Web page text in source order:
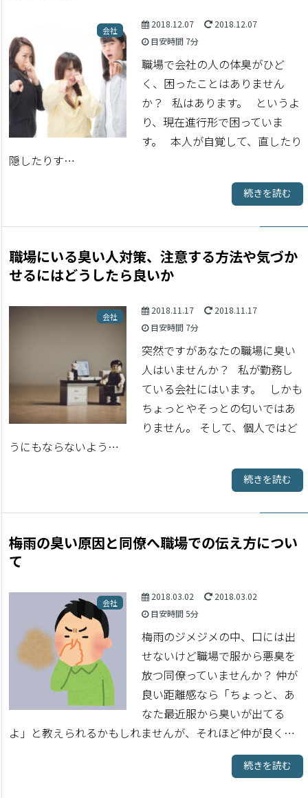
会社
2018.12.07
2018.12.07
目安時間 7分
職場で会社の人の体臭がひど
く、困ったことはありません
か？ 私はあります。 というよ
り、現在進行形で困っていま
す。 本人が自覚して、直したり
隠したりす…
続きを読む
職場にいる臭い人対策、注意する方法や気づか
せるにはどうしたら良いか
会社
2018.11.17
2018.11.17
目安時間 7分
突然ですがあなたの職場に臭い
人はいませんか？ 私が勤務し
ている会社にはいます。 しかも
ちょっとやそっとの匂いではあ
りません。 そして、個人ではど
うにもならないよう…
続きを読む
梅雨の臭い原因と同僚へ職場での伝え方につい
て
会社
2018.03.02
2018.03.02
目安時間5分
梅雨のジメジメの中、口には出
せないけど職場で服から悪臭を
放つ同僚っていませんか？ 仲が
良い距離感なら「ちょっと、あ
なた最近服から臭いが出てる
よ」と教えられるかもしれませんが、それほど仲が良く…
続きを読む